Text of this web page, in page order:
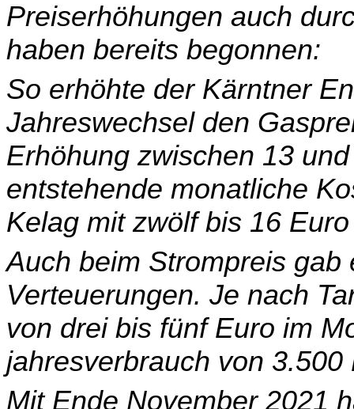
Preiserhöhungen auch
haben bereits begonnen:
So erhöhte der Kärntner
Jahreswechsel den
Erhöhung zwischen 13
entstehende monatliche
Kelag mit zwölf bis 16
Auch beim Strompreis
Verteuerungen. Je nach
von drei bis fünf Euro im
jahresverbrauch von
Mit Ende November 2021